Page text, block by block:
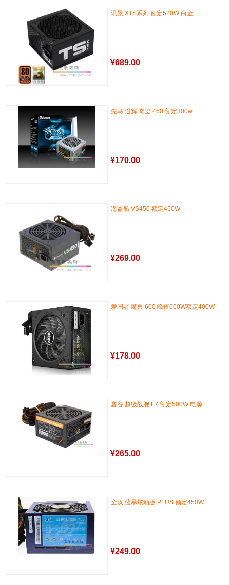
讯景 XTS系列 额定520W 白金
¥689.00
先马 逾辉 奇迹 460 额定300w
¥170.00
海盗船 VS450 额定450W
¥269.00
爱国者 魔兽 600 峰值600W额定400W
¥178.00
鑫谷 超级战舰 F7 额定500W 电源
¥265.00
全汉 蓝暴炫动版 PLUS 额定450W
¥249.00